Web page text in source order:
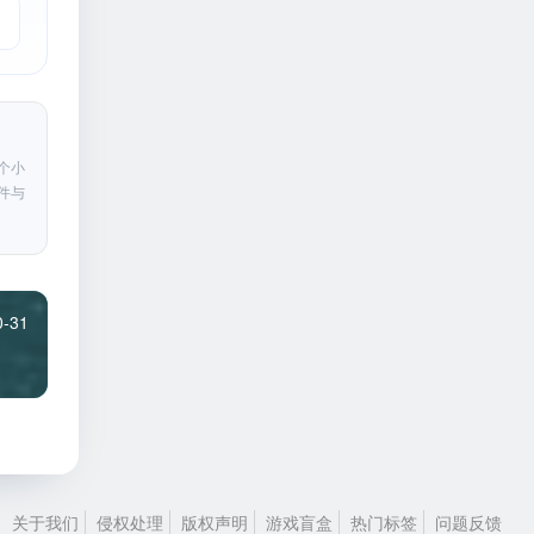
小
与
31
关于我们 侵权处理 版权声明 游戏盲盒 热门标签 问题反馈